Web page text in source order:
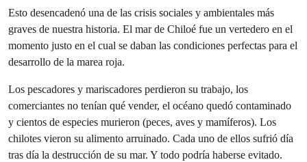
Esto desencadenó una de las crisis sociales y ambientales más
graves de nuestra historia. El mar de Chiloé fue un vertedero en el
momento justo en el cual se daban las condiciones perfectas para el
desarrollo de la marea roja.
Los pescadores y mariscadores perdieron su trabajo, los
comerciantes no tenían qué vender, el océano quedó contaminado
y cientos de especies murieron (peces, aves y mamíferos). Los
chilotes vieron su alimento arruinado. Cada uno de ellos sufrió día
tras día la destrucción de su mar. Y todo podría haberse evitado.